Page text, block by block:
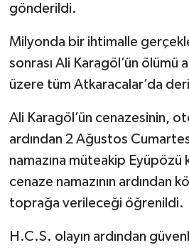
gönderildi.
Milyonda bir ihtimalle
sonrası Ali Karagöl’ün ölümü
üzere tüm Atkaracalar’da
Ali Karagöl’ün cenazesinin,
ardından 2 Ağustos
namazına müteakip Eyüpözü
cenaze namazının ardından
toprağa verileceği öğrenildi.
H.C.S. olayın ardından